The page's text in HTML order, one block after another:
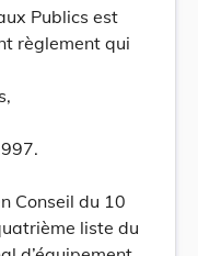
Publics est
règlement qui
Conseil du 10
liste du